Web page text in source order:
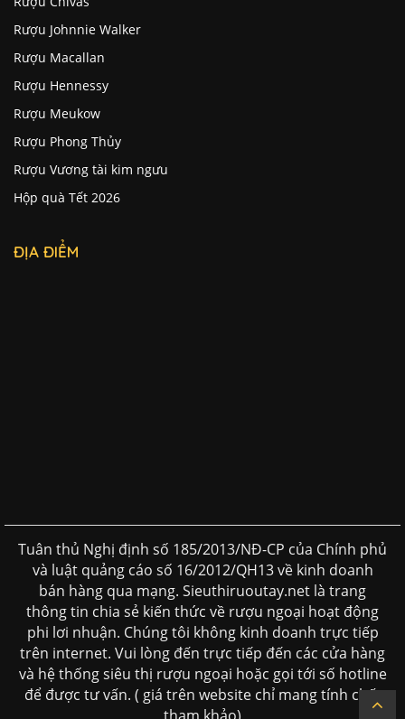
Rượu Johnnie Walker
Rượu Macallan
Rượu Hennessy
Rượu Meukow
Rượu Phong Thủy
Rượu Vương tài kim ngưu
Hộp quà Tết 2026
ĐỊA ĐIỂM
Tuân thủ Nghị định số 185/2013/NĐ-CP của Chính phủ
và luật quảng cáo số 16/2012/QH13 về kinh doanh
bán hàng qua mạng. Sieuthiruoutay.net là trang
thông tin chia sẻ kiến thức về rượu ngoại hoạt động
phi lơi nhuận. Chúng tôi không kinh doanh trực tiếp
trên internet. Vui lòng đến trực tiếp đến các cửa hàng
và hệ thống siêu thị rượu ngoại hoặc gọi tới số hotline
để được tư vấn. ( giá trên website chỉ mang tính chất